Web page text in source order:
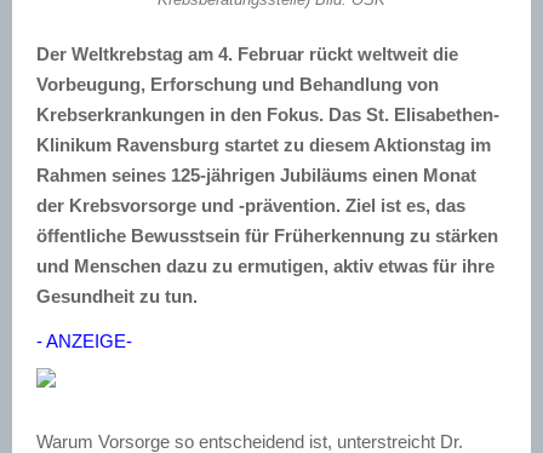
Der Weltkrebstag am 4. Februar rückt weltweit die
Vorbeugung, Erforschung und Behandlung von
Krebserkrankungen in den Fokus. Das St. Elisabethen-
Klinikum Ravensburg startet zu diesem Aktionstag im
Rahmen seines 125-jährigen Jubiläums einen Monat
der Krebsvorsorge und -prävention. Ziel ist es, das
öffentliche Bewusstsein für Früherkennung zu stärken
und Menschen dazu zu ermutigen, aktiv etwas für ihre
Gesundheit zu tun.
- ANZEIGE-
Warum Vorsorge so entscheidend ist, unterstreicht Dr.